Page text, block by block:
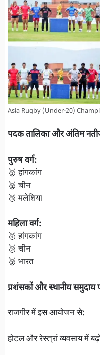
Asia Rugby (Under-20)
पदक तालिका और अंतिम
पुरुष वर्ग:
🥇 हांगकांग
🥈 चीन
🥉 मलेशिया
महिला वर्ग:
🥇 हांगकांग
🥈 चीन
🥉 भारत
प्रशंसकों और स्थानीय समुदाय
राजगीर में इस आयोजन से:
होटल और रेस्त्रां व्यवसाय में